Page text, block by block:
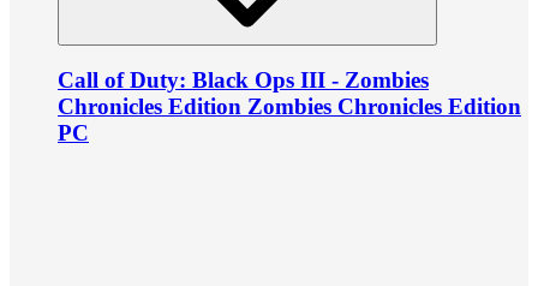
Call of Duty: Black Ops III - Zombies
Chronicles Edition Zombies Chronicles Edition
PC